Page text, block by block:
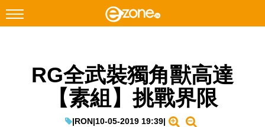
Facebook Instagram
RG全武裝獨角獸高達
【素組】挑戰界限
|RON|10-05-2019 19:39|